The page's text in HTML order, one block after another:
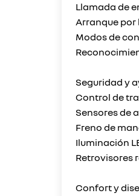
Llamada de
Arranque por
Modos de
Seguridad y
Control de
Sensores de
Freno de
Iluminación
Retrovisores
Confort y